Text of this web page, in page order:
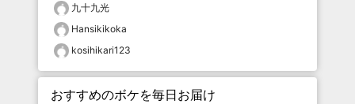
九十九光
Hansikikoka
kosihikari123
おすすめのボケを毎日お届け